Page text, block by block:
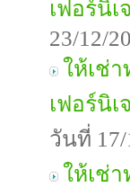
เฟอร์นิ
23/12/
ให้เช่
เฟอร์นิ
วันที่
ให้เช่